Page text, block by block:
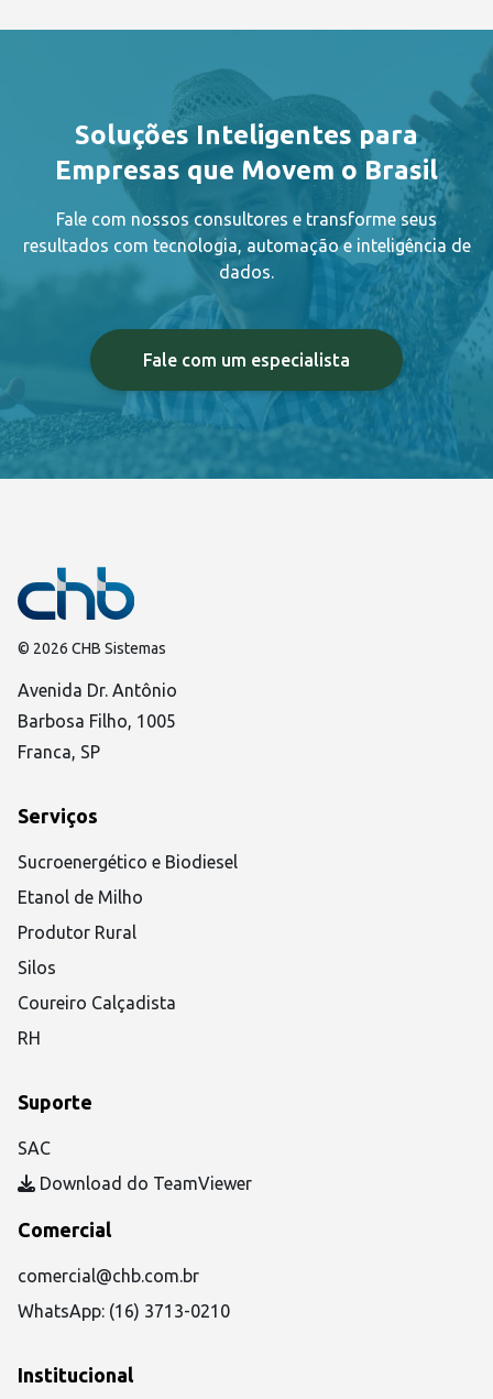
Soluções Inteligentes para
Empresas que Movem o Brasil
Fale com nossos consultores e transforme seus
resultados com tecnologia, automação e inteligência de
dados.
Fale com um especialista
© 2026 CHB Sistemas
Avenida Dr. Antônio
Barbosa Filho, 1005
Franca, SP
Serviços
Sucroenergético e Biodiesel
Etanol de Milho
Produtor Rural
Silos
Coureiro Calçadista
RH
Suporte
SAC
Download do TeamViewer
Comercial
comercial@chb.com.br
WhatsApp: (16) 3713-0210
Institucional